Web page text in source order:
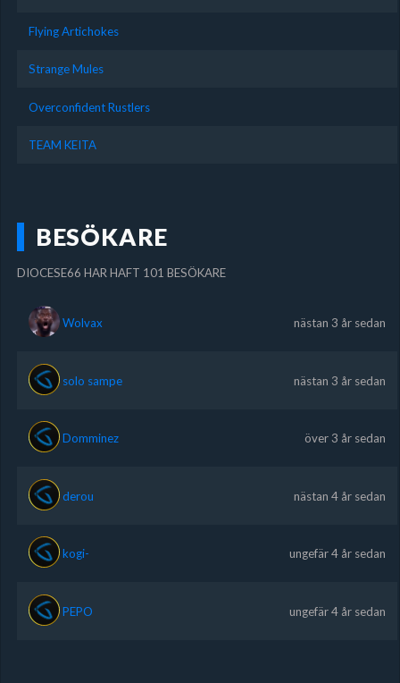
Flying Artichokes
Strange Mules
Overconfident Rustlers
TEAM KEITA
BESÖKARE
DIOCESE66 HAR HAFT 101 BESÖKARE
Wolvax nästan 3 år sedan
solo sampe nästan 3 år sedan
Domminez över 3 år sedan
derou nästan 4 år sedan
kogi- ungefär 4 år sedan
PEPO ungefär 4 år sedan